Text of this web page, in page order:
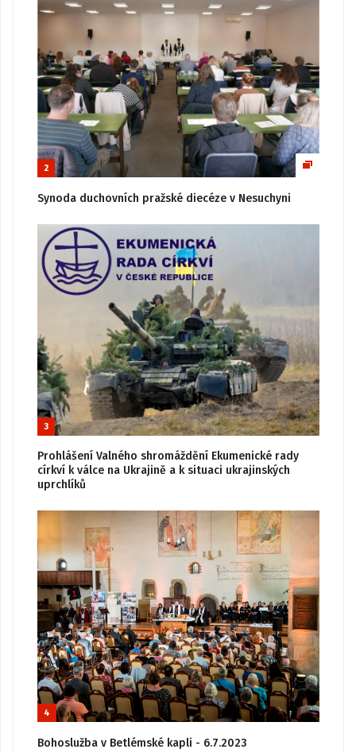
2
Synoda duchovních pražské diecéze v Nesuchyni
3
Prohlášení Valného shromáždění Ekumenické rady
církví k válce na Ukrajině a k situaci ukrajinských
uprchlíků
4
Bohoslužba v Betlémské kapli - 6.7.2023